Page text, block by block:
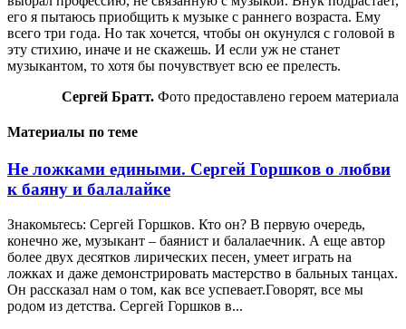
его я пытаюсь приобщить к музыке с раннего возраста. Ему
всего три года. Но так хочется, чтобы он окунулся с головой в
эту стихию, иначе и не скажешь. И если уж не станет
музыкантом, то хотя бы почувствует всю ее прелесть.
Сергей Братт. Фото предоставлено героем материала
Материалы по теме
Не ложками едиными. Сергей Горшков о любви
к баяну и балалайке
Знакомьтесь: Сергей Горшков. Кто он? В первую очередь,
конечно же, музыкант – баянист и балалаечник. А еще автор
более двух десятков лирических песен, умеет играть на
ложках и даже демонстрировать мастерство в бальных танцах.
Он рассказал нам о том, как все успевает.Говорят, все мы
родом из детства. Сергей Горшков в...